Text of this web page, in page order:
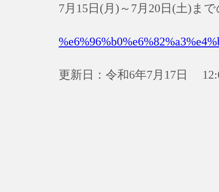
7月15日(月)～7月20日(土)ま
更新日：令和6年7月17日